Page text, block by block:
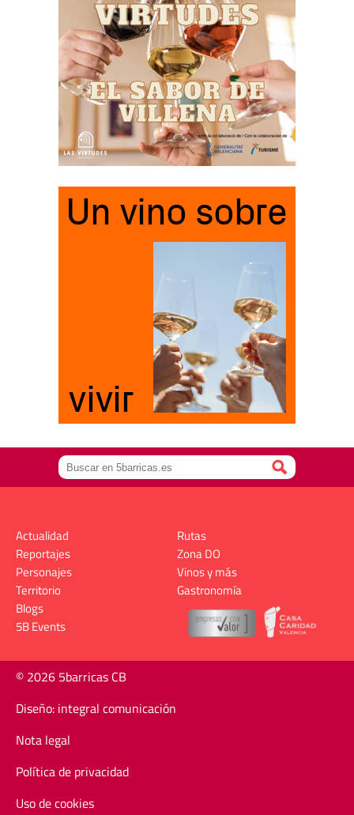
Actualidad
Reportajes
Personajes
Territorio
Rutas
Zona DO
Vinos y más
Gastronomía
Blogs
5B Events
© 2026 5barricas CB
Diseño: integral comunicación
Nota legal
Política de privacidad
Uso de cookies